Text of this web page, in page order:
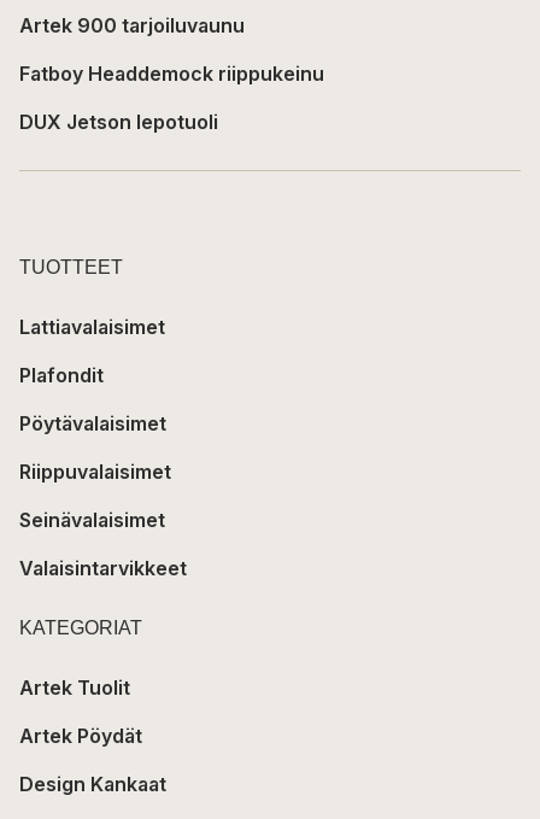
Artek 900 tarjoiluvaunu
Fatboy Headdemock riippukeinu
DUX Jetson lepotuoli
TUOTTEET
Lattiavalaisimet
Plafondit
Pöytävalaisimet
Riippuvalaisimet
Seinävalaisimet
Valaisintarvikkeet
KATEGORIAT
Artek Tuolit
Artek Pöydät
Design Kankaat